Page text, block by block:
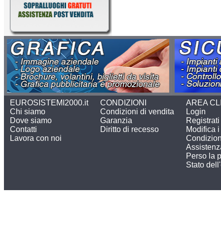
EUROSISTEMI2000.it
Chi siamo
Dove siamo
Contatti
Lavora con noi
CONDIZIONI
Condizioni di vendita
Garanzia
Diritto di recesso
AREA
Login
Registrati
Modifica
Perso la
Stato